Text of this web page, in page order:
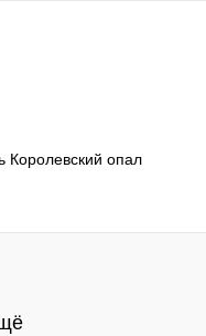
Королевский опал